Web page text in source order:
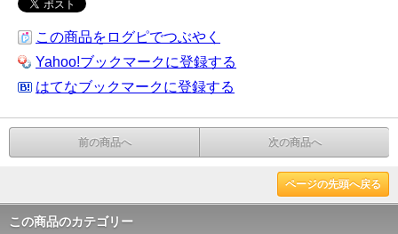
この商品をログピでつぶやく
Yahoo!ブックマークに登録する
はてなブックマークに登録する
前の商品へ 次の商品へ
ページの先頭へ戻る
この商品のカテゴリー